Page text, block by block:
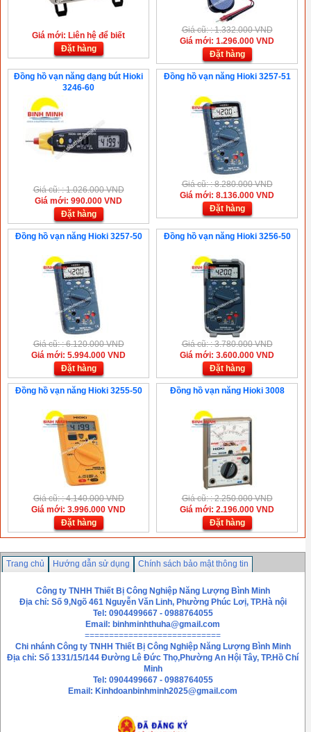
Giá mới: Liên hệ để biết
Đặt hàng
Giá cũ: : 1.332.000 VND
Giá mới: 1.296.000 VND
Đặt hàng
Đồng hồ vạn năng dạng bút Hioki
3246-60
Giá cũ: : 1.026.000 VND
Giá mới: 990.000 VND
Đặt hàng
Đồng hồ vạn năng Hioki 3257-51
Giá cũ: : 8.280.000 VND
Giá mới: 8.136.000 VND
Đặt hàng
Đồng hồ vạn năng Hioki 3257-50
Giá cũ: : 6.120.000 VND
Giá mới: 5.994.000 VND
Đặt hàng
Đồng hồ vạn năng Hioki 3256-50
Giá cũ: : 3.780.000 VND
Giá mới: 3.600.000 VND
Đặt hàng
Đồng hồ vạn năng Hioki 3255-50
Giá cũ: : 4.140.000 VND
Giá mới: 3.996.000 VND
Đặt hàng
Đồng hồ vạn năng Hioki 3008
Giá cũ: : 2.250.000 VND
Giá mới: 2.196.000 VND
Đặt hàng
Trang chủ Hướng dẫn sử dụng
Chính sách bảo mật thông tin
Công ty TNHH Thiết Bị Công Nghiệp Năng Lượng Bình Minh
Địa chỉ: Số 9,Ngõ 461 Nguyễn Văn Linh, Phường Phúc Lơị, TP.Hà nội
Tel: 0904499667 - 0988764055
Email: binhminhthuha@gmail.com
============================
Chi nhánh Công ty TNHH Thiết Bị Công Nghiệp Năng Lượng Bình Minh
Địa chỉ: Số 1331/15/144 Đường Lê Đức Thọ,Phường An Hội Tây, TP.Hồ Chí
Minh
Tel: 0904499667 - 0988764055
Email: Kinhdoanbinhminh2025@gmail.com